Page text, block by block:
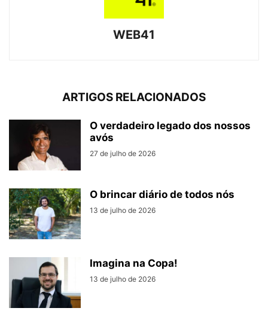
WEB41
ARTIGOS RELACIONADOS
O verdadeiro legado dos nossos
avós
27 de julho de 2026
O brincar diário de todos nós
13 de julho de 2026
Imagina na Copa!
13 de julho de 2026